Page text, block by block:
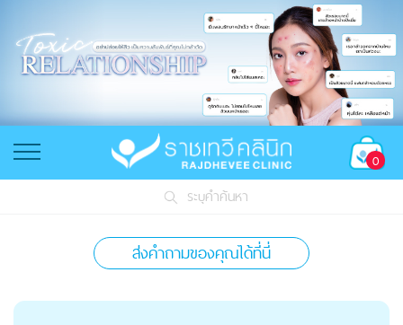
0
ระบุคำค้นหา
ส่งคำถามของคุณได้ที่นี่